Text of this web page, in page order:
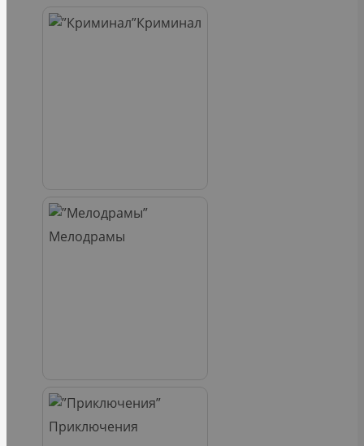
Криминал
Мелодрамы
Приключения